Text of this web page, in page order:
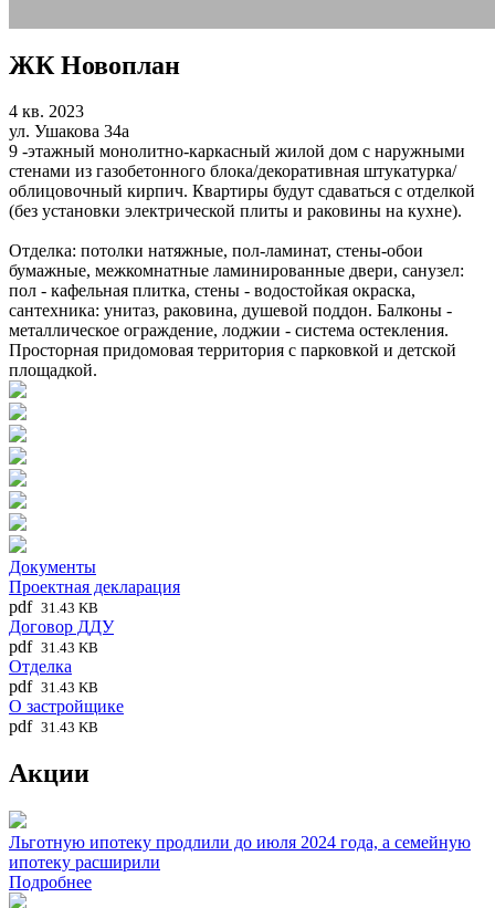
ЖК Новоплан
4 кв. 2023
ул. Ушакова 34а
9 -этажный монолитно-каркасный жилой дом с наружными
стенами из газобетонного блока/декоративная штукатурка/
облицовочный кирпич. Квартиры будут сдаваться с отделкой
(без установки электрической плиты и раковины на кухне).
Отделка: потолки натяжные, пол-ламинат, стены-обои
бумажные, межкомнатные ламинированные двери, санузел:
пол - кафельная плитка, стены - водостойкая окраска,
сантехника: унитаз, раковина, душевой поддон. Балконы -
металлическое ограждение, лоджии - система остекления.
Просторная придомовая территория с парковкой и детской
площадкой.
Документы
Проектная декларация
pdf 31.43 KB
Договор ДДУ
pdf 31.43 KB
Отделка
pdf 31.43 KB
О застройщике
pdf 31.43 KB
Акции
Льготную ипотеку продлили до июля 2024 года, а семейную
ипотеку расширили
Подробнее